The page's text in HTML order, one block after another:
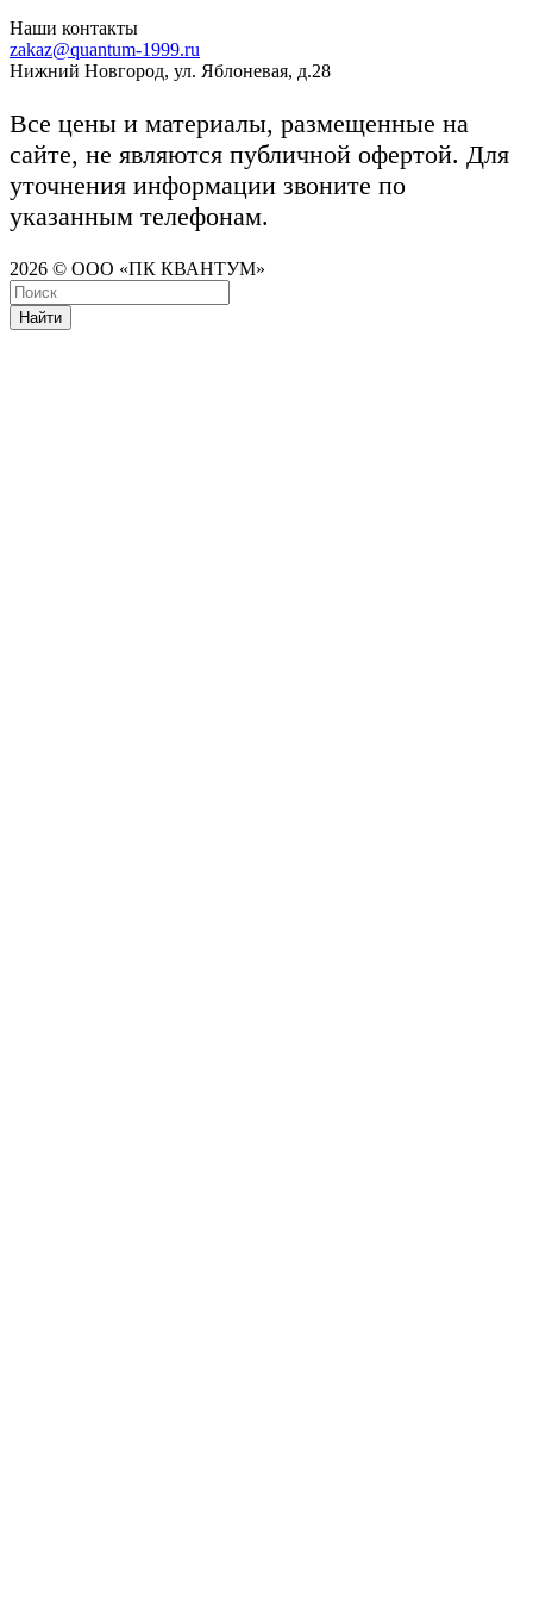
Наши контакты
zakaz@quantum-1999.ru
Нижний Новгород, ул. Яблоневая, д.28
Все цены и материалы, размещенные на
сайте, не являются публичной офертой. Для
уточнения информации звоните по
указанным телефонам.
2026 © ООО «ПК КВАНТУМ»
Найти